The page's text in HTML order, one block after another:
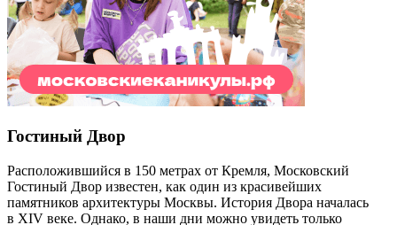
Гостиный Двор
Расположившийся в 150 метрах от Кремля, Московский
Гостиный Двор известен, как один из красивейших
памятников архитектуры Москвы. История Двора началась
в XIV веке. Однако, в наши дни можно увидеть только